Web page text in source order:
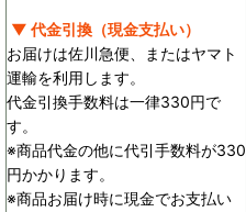
▼ 代金引換（現金支払い）
お届けは佐川急便、またはヤマト
運輸を利用します。
代金引換手数料は一律330円で
す。
※商品代金の他に代引手数料が330
円かかります。
※商品お届け時に現金でお支払い